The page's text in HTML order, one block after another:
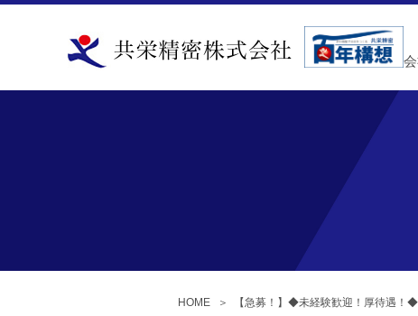
HOME ＞ 【急募！】◆未経験歓迎！厚待遇！